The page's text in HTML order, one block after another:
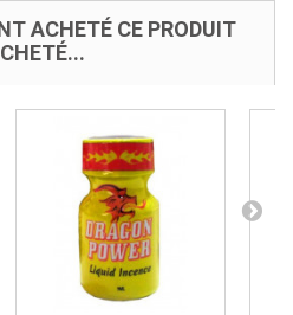
ACHETÉ CE PRODUIT